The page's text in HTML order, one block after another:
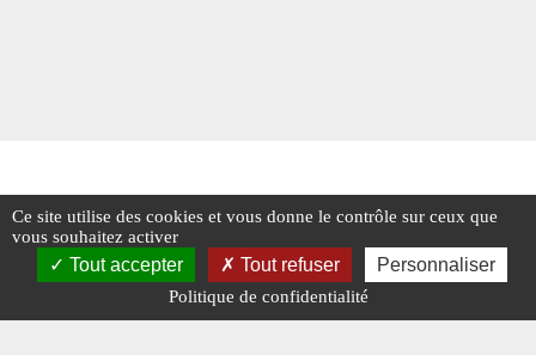
Ce site utilise des cookies et vous donne le contrôle sur ceux que
vous souhaitez activer
Tout accepter Tout refuser Personnaliser
Politique de confidentialité